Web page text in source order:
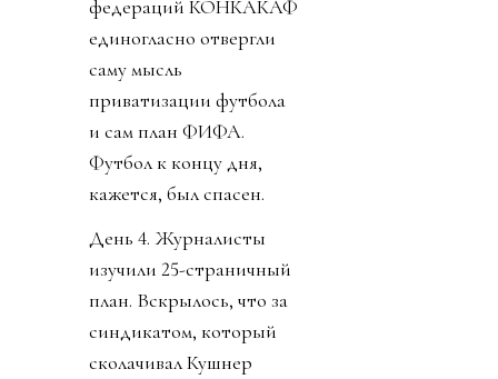
федераций КОНКАКАФ
единогласно отвергли
саму мысль
приватизации футбола
и сам план ФИФА.
Футбол к концу дня,
кажется, был спасен.
День 4. Журналисты
изучили 25-страничный
план. Вскрылось, что за
синдикатом, который
сколачивал Кушнер